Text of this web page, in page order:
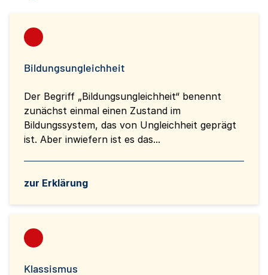
Bildungsungleichheit
Der Begriff „Bildungsungleichheit“ benennt
zunächst einmal einen Zustand im
Bildungssystem, das von Ungleichheit geprägt
ist. Aber inwiefern ist es das...
zur Erklärung
Klassismus